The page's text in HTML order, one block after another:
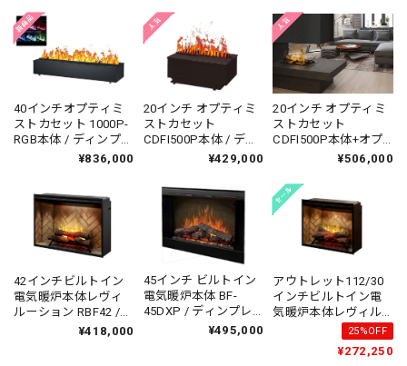
Opti-myst
/ Opti-myst
40インチオプティミ
ストカセット 1000P-
RGB本体 / ディンプレ
ック / 送料無料 /¥836,000
20インチ オプティミ
ストカセット
CDFI500P本体 / ディ
ンプレックスカナダ /
Canada / Opti-myst
¥429,000
20インチ オプティミ
ストカセット
CDFI500P本体+オプ
ション薪セット１台 /
ナダ / 送料無料 /
Dimplex Canada /
Opti-myst
¥506,000
42インチビルトイン
電気暖炉本体レヴィ
ルーション RBF42 /
ディンプレックスカ
¥418,000
45インチ ビルトイン
電気暖炉本体 BF-
45DXP / ディンプレ
ックスカナダ / 送料無
¥495,000
アウトレット112/30
インチビルトイン電
気暖炉本体レヴィル
ーション RBF30 / SR
展示品・専用ではな
いコード同梱/ディン
25%OFF
¥272,250